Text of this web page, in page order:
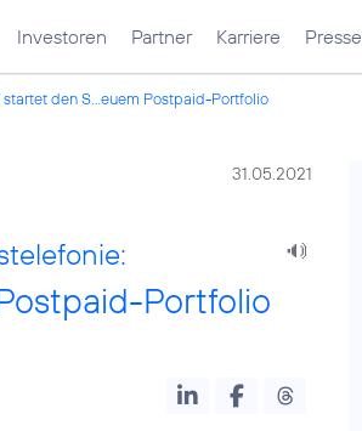
Investoren Partner Karriere Presse
startet den S...euem Postpaid-Portfolio
31.05.2021
Portfolio